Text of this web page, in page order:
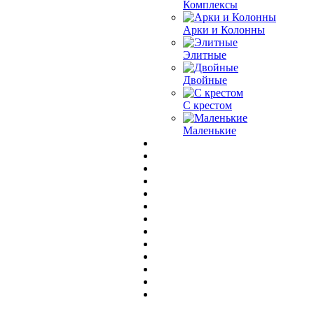
Комплексы
Арки и Колонны
Элитные
Двойные
С крестом
Маленькие